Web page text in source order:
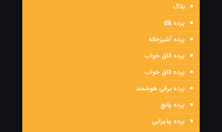
بلاگ
پرده dk
پرده آشپزخانه
پرده اتاق خواب
پرده اتاق خواب
پرده برقی هوشمند
پرده پانچ
پرده پذیرایی